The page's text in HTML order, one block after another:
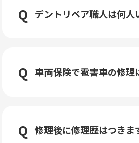
デントリペア職人は何人
車両保険で雹害車の修理
修理後に修理歴はつきま